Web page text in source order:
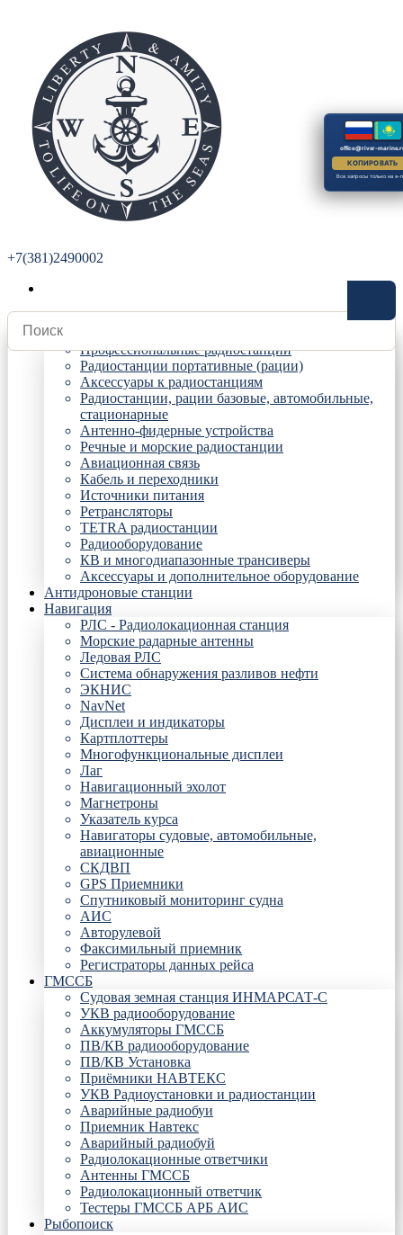
+7(381)2490002
Радиостанции
Профессиональные радиостанции
Радиостанции портативные (рации)
Аксессуары к радиостанциям
Радиостанции, рации базовые, автомобильные,
стационарные
Антенно-фидерные устройства
Речные и морские радиостанции
Авиационная связь
Кабель и переходники
Источники питания
Ретрансляторы
TETRA радиостанции
Радиооборудование
КВ и многодиапазонные трансиверы
Аксессуары и дополнительное оборудование
Антидроновые станции
Навигация
РЛС - Радиолокационная станция
Морские радарные антенны
Ледовая РЛС
Система обнаружения разливов нефти
ЭКНИС
NavNet
Дисплеи и индикаторы
Картплоттеры
Многофункциональные дисплеи
Лаг
Навигационный эхолот
Магнетроны
Указатель курса
Навигаторы судовые, автомобильные,
авиационные
СКДВП
GPS Приемники
Спутниковый мониторинг судна
АИС
Авторулевой
Факсимильный приемник
Регистраторы данных рейса
ГМССБ
Судовая земная станция ИНМАРСАТ-С
УКВ радиооборудование
Аккумуляторы ГМССБ
ПВ/КВ радиооборудование
ПВ/КВ Установка
Приёмники НАВТЕКС
УКВ Радиоустановки и радиостанции
Аварийные радиобуи
Приемник Навтекс
Аварийный радиобуй
Радиолокационные ответчики
Антенны ГМССБ
Радиолокационный ответчик
Тестеры ГМССБ АРБ АИС
Рыбопоиск
office@river-
КОПИРОВАТЬ
Все запросы только на e-